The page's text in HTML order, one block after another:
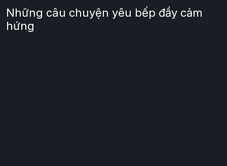
Những câu chuyện yêu bếp đầy cảm
hứng